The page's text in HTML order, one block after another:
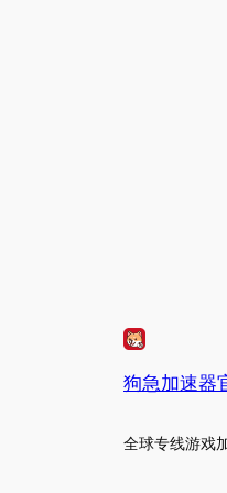
狗急加速器
全球专线游戏